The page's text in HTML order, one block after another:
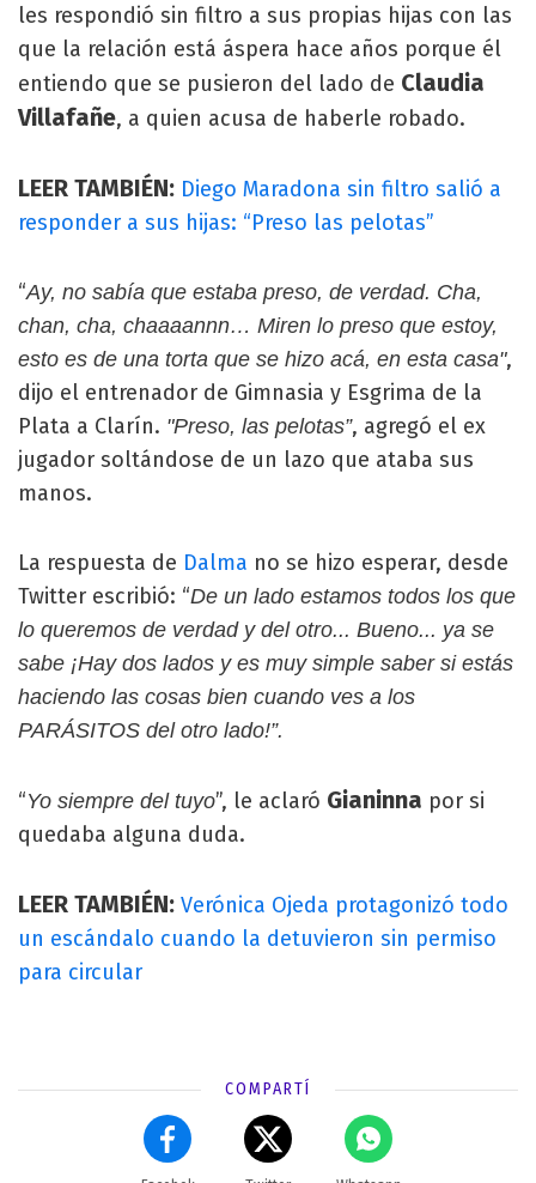
les respondió sin filtro a sus propias hijas con las
que la relación está áspera hace años porque él
entiendo que se pusieron del lado de Claudia
Villafañe, a quien acusa de haberle robado.
LEER TAMBIÉN: Diego Maradona sin filtro salió a
responder a sus hijas: “Preso las pelotas”
“Ay, no sabía que estaba preso, de verdad. Cha,
chan, cha, chaaaannn… Miren lo preso que estoy,
esto es de una torta que se hizo acá, en esta casa",
dijo el entrenador de Gimnasia y Esgrima de la
Plata a Clarín. "Preso, las pelotas”, agregó el ex
jugador soltándose de un lazo que ataba sus
manos.
La respuesta de Dalma no se hizo esperar, desde
Twitter escribió: “De un lado estamos todos los que
lo queremos de verdad y del otro... Bueno... ya se
sabe ¡Hay dos lados y es muy simple saber si estás
haciendo las cosas bien cuando ves a los
PARÁSITOS del otro lado!”.
“Yo siempre del tuyo”, le aclaró Gianinna por si
quedaba alguna duda.
LEER TAMBIÉN: Verónica Ojeda protagonizó todo
un escándalo cuando la detuvieron sin permiso
para circular
COMPARTÍ